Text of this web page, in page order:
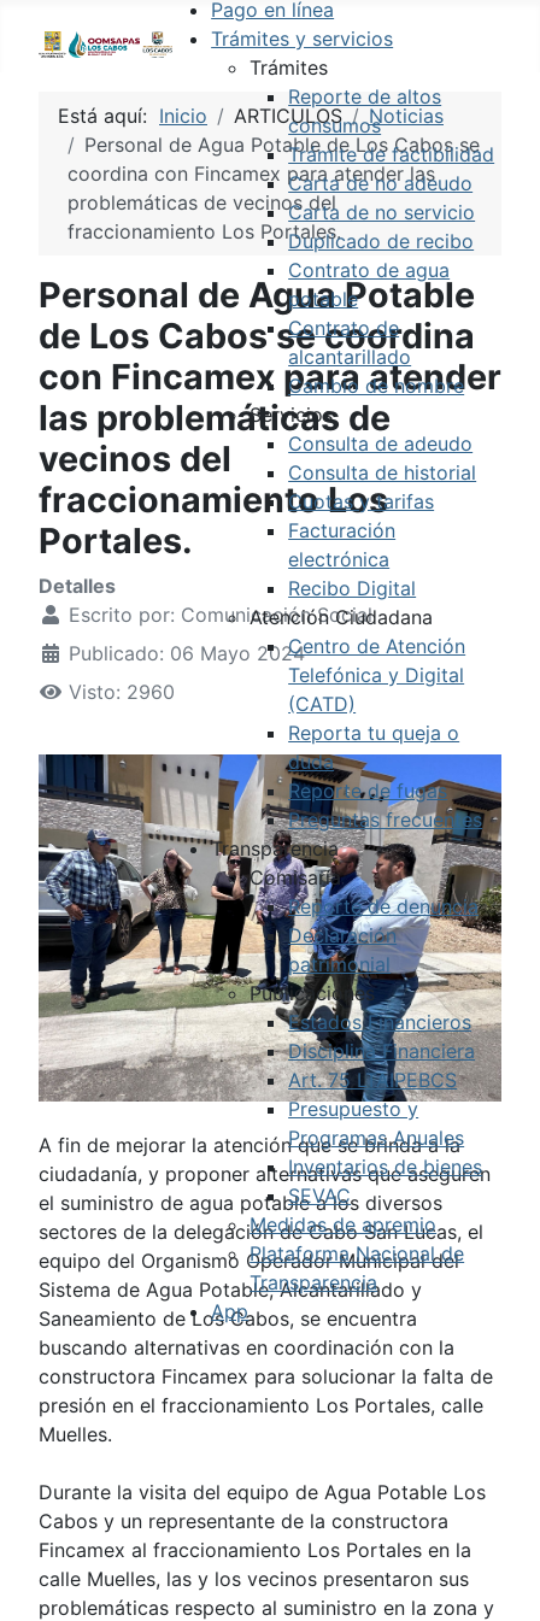
Pago en línea
Trámites y servicios
Trámites
Reporte de altos
consumos
Trámite de factibilidad
Carta de no adeudo
Carta de no servicio
Duplicado de recibo
Contrato de agua
potable
Contrato de
alcantarillado
Cambio de nombre
Servicios
Consulta de adeudo
Consulta de historial
Cuotas y tarifas
Facturación
electrónica
Recibo Digital
Atención Ciudadana
Centro de Atención
Telefónica y Digital
(CATD)
Reporta tu queja o
duda
Reporte de fugas
Preguntas frecuentes
Transparencia
Comisaría
Reporte de denuncia
Declaración
patrimonial
Publicaciones
Estados Financieros
Disciplina Financiera
Art. 75 LTAIPEBCS
Presupuesto y
Programas Anuales
Inventarios de bienes
SEVAC
Medidas de apremio
Plataforma Nacional de
Transparencia
App
Está aquí: Inicio ARTICULOS
Noticias
Personal de Agua Potable de Los Cabos se
coordina con Fincamex para atender las
problemáticas de vecinos del
fraccionamiento Los Portales.
Personal de Agua Potable
de Los Cabos se coordina
con Fincamex para atender
las problemáticas de
vecinos del
fraccionamiento Los
Portales.
Detalles
Escrito por: Comunicación Social
Publicado: 06 Mayo 2024
Visto: 2960
A fin de mejorar la atención que se brinda a la
ciudadanía, y proponer alternativas que aseguren
el suministro de agua potable a los diversos
sectores de la delegación de Cabo San Lucas, el
equipo del Organismo Operador Municipal del
Sistema de Agua Potable, Alcantarillado y
Saneamiento de Los Cabos, se encuentra
buscando alternativas en coordinación con la
constructora Fincamex para solucionar la falta de
presión en el fraccionamiento Los Portales, calle
Muelles.
Durante la visita del equipo de Agua Potable Los
Cabos y un representante de la constructora
Fincamex al fraccionamiento Los Portales en la
calle Muelles, las y los vecinos presentaron sus
problemáticas respecto al suministro en la zona y